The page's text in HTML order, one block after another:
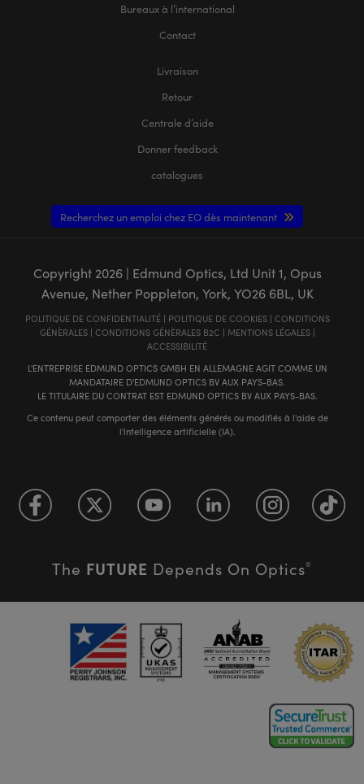
Bureaux à l’international
Contact
Livraison
Retour
Centrale d’aide
Donner feedback
catalogues
Recherchez un emploi chez EO dès maintenant
Copyright 2026| Edmund Optics, Ltd Unit 1, Opus
Avenue, Nether Poppleton, York, YO26 6BL, UK
POLITIQUE DE CONFIDENTIALITÉ| POLITIQUE DE COOKIES| CONDITIONS
GÉNÈRALES| CONDITIONS GÉNÈRALES B2C | MENTIONS LÉGALES|
ACCESSIBILITÉ
L'ENTREPRISE EDMUND OPTICS GMBH EN ALLEMAGNE AGIT COMME UN
MANDATAIRE D'EDMUND OPTICS BV AUX PAYS-BAS.
LE TITULAIRE DU CONTRAT EST EDMUND OPTICS BV AUX PAYS-BAS.
Ce contenu peut comporter des éléments générés ou modifiés à l'aide de
l'intelligence artificielle (IA).
The FUTURE Depends On Optics®